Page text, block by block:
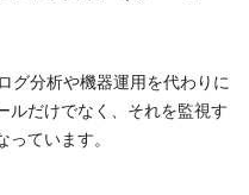
グ分析や機器運用を代わりに
ルだけでなく、それを監視す
ています。